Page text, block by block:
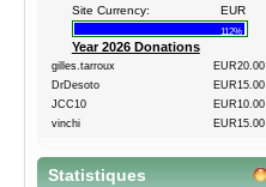
Site Currency:
EUR
112%
Year 2026 Donations
gilles.tarroux
EUR20.00
DrDesoto
EUR15.00
JCC10
EUR10.00
vinchi
EUR15.00
Statistiques